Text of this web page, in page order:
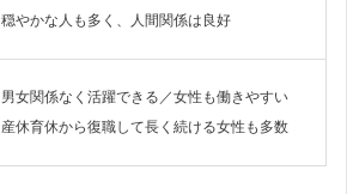
穏やかな人も多く、人間関係は良好
男女関係なく活躍できる／女性も働きやすい
産休育休から復職して長く続ける女性も多数